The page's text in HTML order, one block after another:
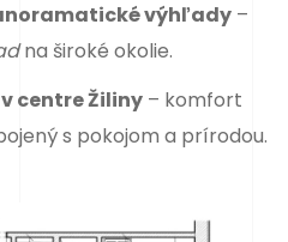
výhľady–
na široké okolie.
centre Žiliny– komfort
s pokojom a prírodou.